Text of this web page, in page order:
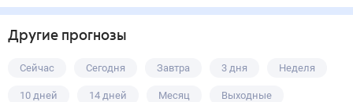
Другие прогнозы
Сейчас Сегодня Завтра 3 дня Неделя
10 дней 14 дней Месяц Выходные